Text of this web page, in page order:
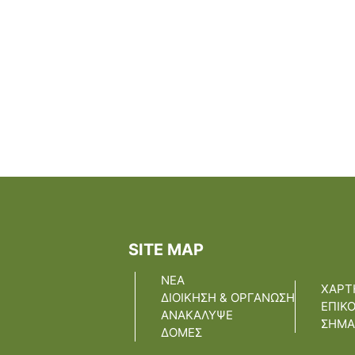
SITE MAP
ΝΕΑ
ΔΙΟΙΚΗΣΗ & ΟΡΓΑΝΩΣΗ
ΑΝΑΚΑΛΥΨΕ
ΔΟΜΕΣ